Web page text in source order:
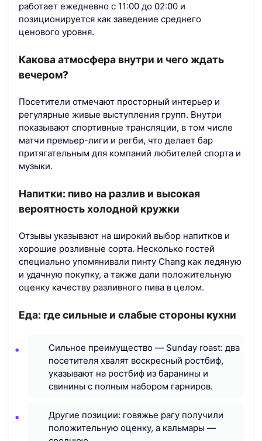
работает ежедневно с 11:00 до 02:00 и
позиционируется как заведение среднего
ценового уровня.
Какова атмосфера внутри и чего ждать
вечером?
Посетители отмечают просторный интерьер и
регулярные живые выступления групп. Внутри
показывают спортивные трансляции, в том числе
матчи премьер-лиги и регби, что делает бар
притягательным для компаний любителей спорта и
музыки.
Напитки: пиво на разлив и высокая
вероятность холодной кружки
Отзывы указывают на широкий выбор напитков и
хорошие розливные сорта. Несколько гостей
специально упомянивали пинту Chang как ледяную
и удачную покупку, а также дали положительную
оценку качеству разливного пива в целом.
Еда: где сильные и слабые стороны кухни
Сильное преимущество — Sunday roast: два
посетителя хвалят воскресный ростбиф,
указывают на ростбиф из баранины и
свинины с полным набором гарниров.
Другие позиции: говяжье рагу получили
положительную оценку, а кальмары —